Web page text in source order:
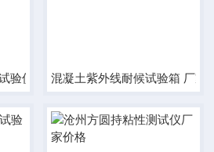
验仪厂家混凝土紫外线耐候试验箱 厂家